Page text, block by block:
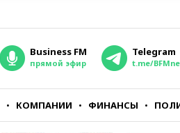
Business FM
прямой эфир
Telegram
t.me/
КОМПАНИИ ФИНАНСЫ